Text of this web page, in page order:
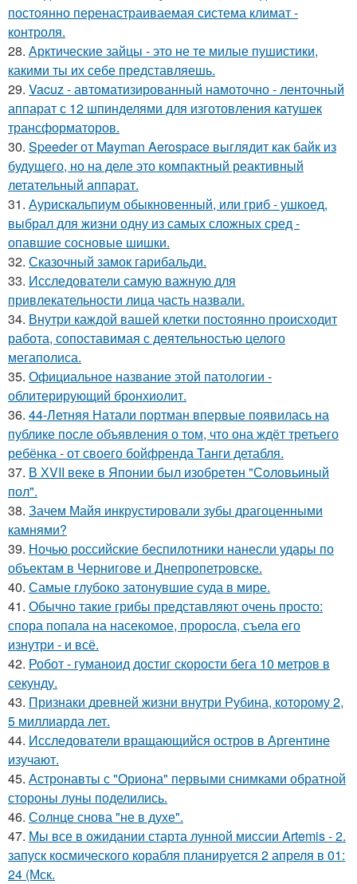
постоянно перенастраиваемая система климат -
контроля.
28. Арктические зайцы - это не те милые пушистики,
какими ты их себе представляешь.
29. Vacuz - автоматизированный намоточно - ленточный
аппарат с 12 шпинделями для изготовления катушек
трансформаторов.
30. Speeder от Mayman Aerospace выглядит как байк из
будущего, но на деле это компактный реактивный
летательный аппарат.
31. Аурискальпиум обыкновенный, или гриб - ушкоед,
выбрал для жизни одну из самых сложных сред -
опавшие сосновые шишки.
32. Сказочный замок гарибальди.
33. Исследователи самую важную для
привлекательности лица часть назвали.
34. Внутри каждой вашей клетки постоянно происходит
работа, сопоставимая с деятельностью целого
мегаполиса.
35. Официальное название этой патологии -
облитерирующий бронхиолит.
36. 44-Летняя Натали портман впервые появилась на
публике после объявления о том, что она ждёт третьего
ребёнка - от своего бойфренда Танги детабля.
37. В ХVII веке в Япoнии был изобрeтeн "Сoлoвьиный
пол".
38. Зачем Майя инкрустировали зубы драгоценными
камнями?
39. Ночью российские беспилотники нанесли удары по
объектам в Чернигове и Днепропетровске.
40. Самые глубоко затонувшие суда в мире.
41. Обычно такие грибы представляют очень просто:
спора попала на насекомое, проросла, съела его
изнутри - и всё.
42. Робот - гуманоид достиг скорости бега 10 метров в
секунду.
43. Признаки древней жизни внутри Рубина, которому 2,
5 миллиарда лет.
44. Исследователи вращающийся остров в Аргентине
изучают.
45. Астронавты с "Ориона" первыми снимками обратной
стороны луны поделились.
46. Солнце снова "не в духе".
47. Мы все в ожидании старта лунной миссии Artemis - 2.
запуск космического корабля планируется 2 апреля в 01:
24 (Мск.